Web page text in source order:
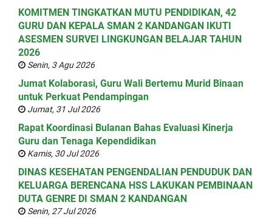
KOMITMEN TINGKATKAN MUTU PENDIDIKAN, 42
GURU DAN KEPALA SMAN 2 KANDANGAN IKUTI
ASESMEN SURVEI LINGKUNGAN BELAJAR TAHUN
2026
Senin, 3 Agu 2026
Jumat Kolaborasi, Guru Wali Bertemu Murid Binaan
untuk Perkuat Pendampingan
Jumat, 31 Jul 2026
Rapat Koordinasi Bulanan Bahas Evaluasi Kinerja
Guru dan Tenaga Kependidikan
Kamis, 30 Jul 2026
DINAS KESEHATAN PENGENDALIAN PENDUDUK DAN
KELUARGA BERENCANA HSS LAKUKAN PEMBINAAN
DUTA GENRE DI SMAN 2 KANDANGAN
Senin, 27 Jul 2026